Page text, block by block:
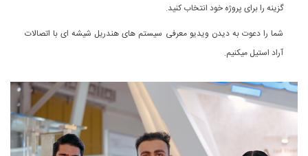
گزینه را برای پروژه خود انتخاب کنید.
شما را دعوت به دیدن ویدیو معرفی سیستم های هندریل شیشه ای با اتصالات
آراد استیل میکنیم.